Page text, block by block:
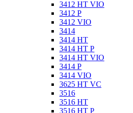
3412 HT VIO
3412 P
3412 VIO
3414
3414 HT
3414 HT P
3414 HT VIO
3414 P
3414 VIO
3625 HT VC
3516
3516 HT
3516 HT P